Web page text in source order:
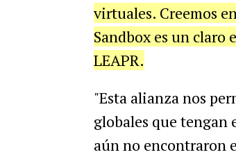
virtuales. Creemos
Sandbox es un claro
LEAPR.
"Esta alianza nos
globales que tengan
aún no encontraron